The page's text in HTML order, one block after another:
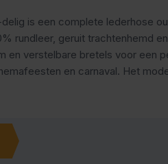
is een complete lederhose
rundleer, geruit trachtenhemd
en verstelbare bretels voor een
en carnaval. Het